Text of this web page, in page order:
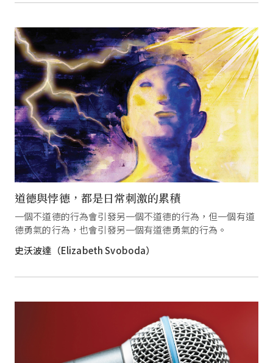
道德與悖德，都是日常刺激的累積
一個不道德的行為會引發另一個不道德的行為，但一個有道
德勇氣的行為，也會引發另一個有道德勇氣的行為。
史沃波達（Elizabeth Svoboda）